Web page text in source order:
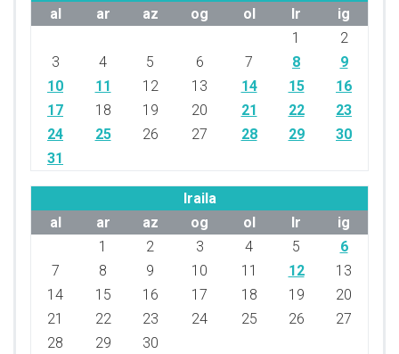
al
ar az og ol lr
ig
1
2
3
4 5 6 7 8
9
10
11 12 13 14 15
16
17
18 19 20 21 22
23
24
25 26 27 28 29
30
31
Iraila
al
ar az og ol lr
ig
1
2 3 4 5
6
7
8 9 10 11 12
13
14
15 16 17 18 19
20
21
22 23 24 25 26
27
28
29 30